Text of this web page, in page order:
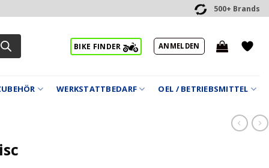
500+ Brands
BIKE FINDER ANMELDEN
WERKSTATTBEDARF OEL / BETRIEBSMITTEL